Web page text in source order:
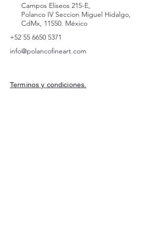
Campos Eliseos 215-E,
Polanco IV Seccion Miguel Hidalgo,
CdMx, 11550. México
+52 55 6650 5371
info@polancofineart.com
Terminos y condiciones.